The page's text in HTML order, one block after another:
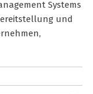
Systems
und